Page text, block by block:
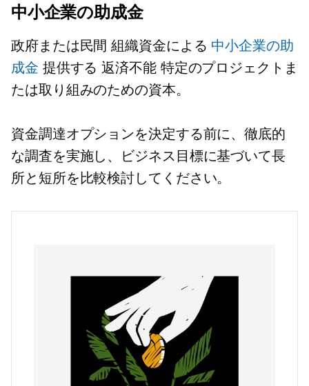
中小企業の助成金
政府または民間組織資金による 中小企業の助
成金 提供する返済不能特定のプロジェクトま
たは取り組みのための資本。
資金調達オプションを決定する前に、徹底的
な調査を実施し、ビジネス目標に基づいて長
所と短所を比較検討してください。